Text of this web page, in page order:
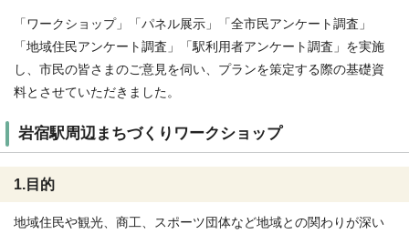
「ワークショップ」「パネル展示」「全市民アンケート調査」
「地域住民アンケート調査」「駅利用者アンケート調査」を実施
し、市民の皆さまのご意見を伺い、プランを策定する際の基礎資
料とさせていただきました。
岩宿駅周辺まちづくりワークショップ
1.目的
地域住民や観光、商工、スポーツ団体など地域との関わりが深い